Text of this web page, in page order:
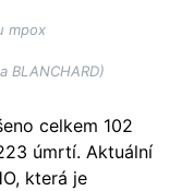
mpox
BLANCHARD)
celkem 102
úmrtí. Aktuální
která je